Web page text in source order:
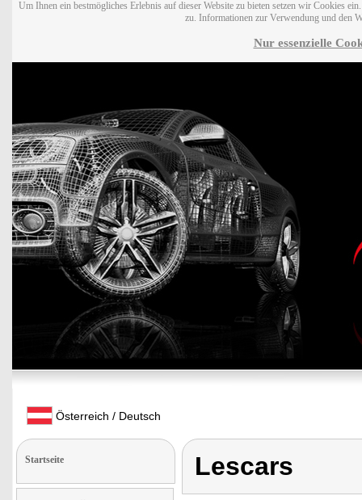
Um Ihnen ein bestmögliches Erlebnis auf dieser Website zu bieten setzen wir Cookies
zu. Informationen zur Verwendung und den
Nur essenzielle
Österreich / Deutsch
Startseite Lescars